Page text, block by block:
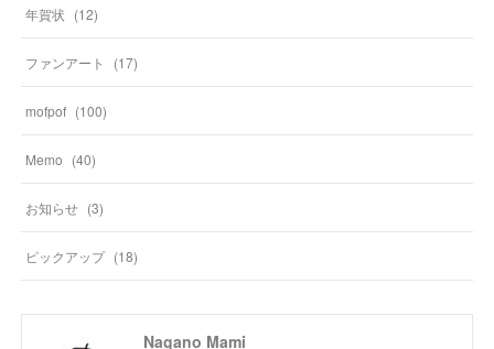
年賀状 (12)
ファンアート (17)
mofpof (100)
Memo (40)
お知らせ (3)
ピックアップ (18)
Nagano Mami